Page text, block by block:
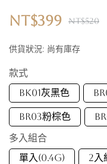
NT$399 NT$520
供貨狀況: 尚有庫存
款式
BK01灰黑色
BR03粉棕色
多入組合
單入(0.4G)
2入